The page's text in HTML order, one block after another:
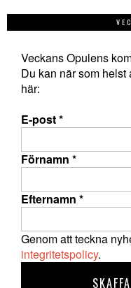
Veckans Opulens
Du kan när som
här:
E-post*
Förnamn *
Efternamn *
Genom att teckna
integritetspolicy.